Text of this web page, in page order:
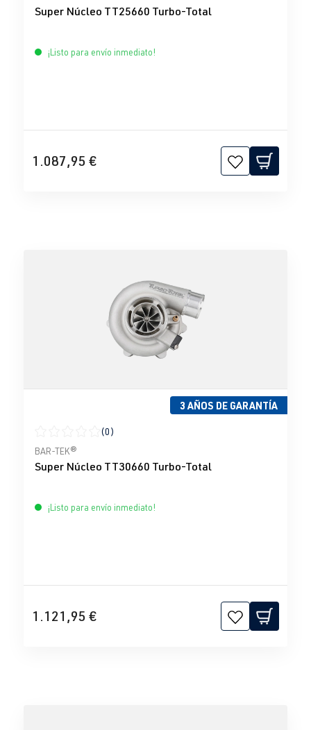
Super Núcleo TT25660 Turbo-Total
¡Listo para envío inmediato!
1.087,95 €
3 AÑOS DE GARANTÍA
Calificación promedio de 0 de 5 estrellas
(0)
BAR-TEK®
Super Núcleo TT30660 Turbo-Total
¡Listo para envío inmediato!
1.121,95 €